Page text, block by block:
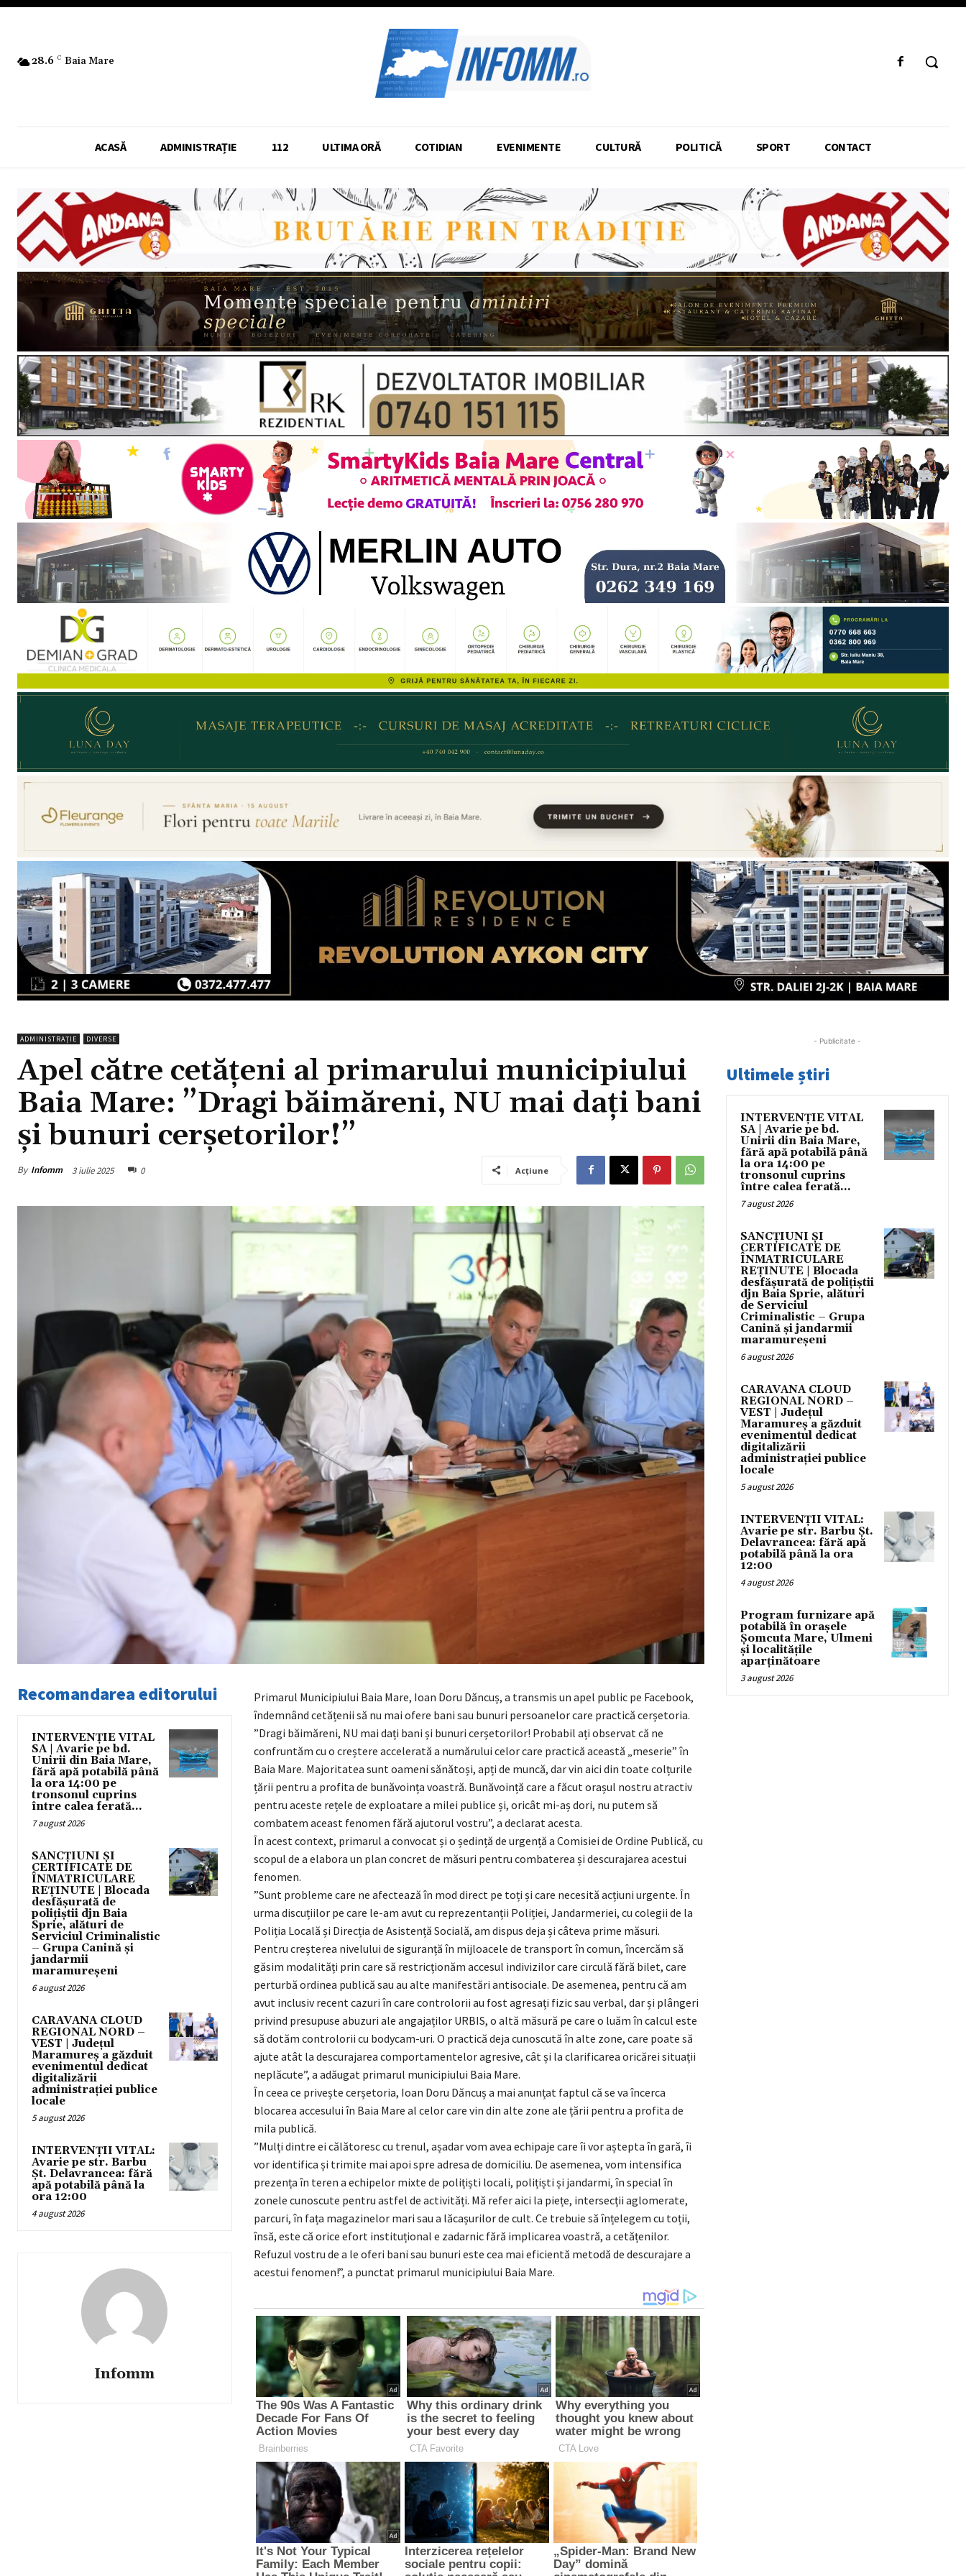
28.6 C Baia Mare
ACASĂ ADMINISTRAȚIE 112 ULTIMA ORĂ COTIDIAN EVENIMENTE CULTURĂ POLITICĂ SPORT CONTACT
ADMINISTRAȚIE DIVERSE
Apel către cetățeni al primarului municipiului
Baia Mare: ”Dragi băimăreni, NU mai dați bani
și bunuri cerșetorilor!”
By Infomm 3 iulie 2025 0 Acțiune
Recomandarea editorului
INTERVENȚIE VITAL
SA | Avarie pe bd.
Unirii din Baia Mare,
fără apă potabilă până
la ora 14:00 pe
tronsonul cuprins
între calea ferată...
7 august 2026
SANCȚIUNI ȘI
CERTIFICATE DE
ÎNMATRICULARE
REȚINUTE | Blocada
desfășurată de
polițiștii djn Baia
Sprie, alături de
Serviciul Criminalistic
– Grupa Canină și
jandarmii
maramureșeni
6 august 2026
CARAVANA CLOUD
REGIONAL NORD –
VEST | Județul
Maramureș a găzduit
evenimentul dedicat
digitalizării
administrației publice
locale
5 august 2026
INTERVENȚII VITAL:
Avarie pe str. Barbu
Șt. Delavrancea: fără
apă potabilă până la
ora 12:00
4 august 2026
Infomm
Primarul Municipiului Baia Mare, Ioan Doru Dăncuș, a transmis un apel public pe Facebook,
îndemnând cetățenii să nu mai ofere bani sau bunuri persoanelor care practică cerșetoria.
”Dragi băimăreni, NU mai dați bani și bunuri cerșetorilor! Probabil ați observat că ne
confruntăm cu o creștere accelerată a numărului celor care practică această „meserie” în
Baia Mare. Majoritatea sunt oameni sănătoși, apți de muncă, dar vin aici din toate colțurile
țării pentru a profita de bunăvoința voastră. Bunăvoință care a făcut orașul nostru atractiv
pentru aceste rețele de exploatare a milei publice și, oricât mi-aș dori, nu putem să
combatem aceast fenomen fără ajutorul vostru”, a declarat acesta.
În acest context, primarul a convocat și o ședință de urgență a Comisiei de Ordine Publică, cu
scopul de a elabora un plan concret de măsuri pentru combaterea și descurajarea acestui
fenomen.
”Sunt probleme care ne afectează în mod direct pe toți și care necesită acțiuni urgente. În
urma discuțiilor pe care le-am avut cu reprezentanții Poliției, Jandarmeriei, cu colegii de la
Poliția Locală și Direcția de Asistență Socială, am dispus deja și câteva prime măsuri.
Pentru creșterea nivelului de siguranță în mijloacele de transport în comun, încercăm să
găsim modalități prin care să restricționăm accesul indivizilor care circulă fără bilet, care
perturbă ordinea publică sau au alte manifestări antisociale. De asemenea, pentru că am
avut inclusiv recent cazuri în care controlorii au fost agresați fizic sau verbal, dar și plângeri
privind presupuse abuzuri ale angajaților URBIS, o altă măsură pe care o luăm în calcul este
să dotăm controlorii cu bodycam-uri. O practică deja cunoscută în alte zone, care poate să
ajute atât la descurajarea comportamentelor agresive, cât și la clarificarea oricărei situații
neplăcute”, a adăugat primarul municipiului Baia Mare.
În ceea ce privește cerșetoria, Ioan Doru Dăncuș a mai anunțat faptul că se va încerca
blocarea accesului în Baia Mare al celor care vin din alte zone ale țării pentru a profita de
mila publică.
”Mulți dintre ei călătoresc cu trenul, așadar vom avea echipaje care îi vor aștepta în gară, îi
vor identifica și trimite mai apoi spre adresa de domiciliu. De asemenea, vom intensifica
prezența în teren a echipelor mixte de polițiști locali, polițiști și jandarmi, în special în
zonele cunoscute pentru astfel de activități. Mă refer aici la piețe, intersecții aglomerate,
parcuri, în fața magazinelor mari sau a lăcașurilor de cult. Ce trebuie să înțelegem cu toții,
însă, este că orice efort instituțional e zadarnic fără implicarea voastră, a cetățenilor.
Refuzul vostru de a le oferi bani sau bunuri este cea mai eficientă metodă de descurajare a
acestui fenomen!”, a punctat primarul municipiului Baia Mare.
- Publicitate -
Ultimele știri
INTERVENȚIE VITAL
SA | Avarie pe bd.
Unirii din Baia Mare,
fără apă potabilă până
la ora 14:00 pe
tronsonul cuprins
între calea ferată...
7 august 2026
SANCȚIUNI ȘI
CERTIFICATE DE
ÎNMATRICULARE
REȚINUTE | Blocada
desfășurată de polițiștii
djn Baia Sprie, alături
de Serviciul
Criminalistic – Grupa
Canină și jandarmii
maramureșeni
6 august 2026
CARAVANA CLOUD
REGIONAL NORD –
VEST | Județul
Maramureș a găzduit
evenimentul dedicat
digitalizării
administrației publice
locale
5 august 2026
INTERVENȚII VITAL:
Avarie pe str. Barbu Șt.
Delavrancea: fără apă
potabilă până la ora
12:00
4 august 2026
Program furnizare apă
potabilă în orașele
Șomcuta Mare, Ulmeni
și localitățile
aparținătoare
3 august 2026